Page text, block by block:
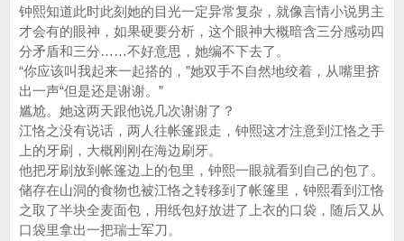
钟熙知道此时此刻她的目光一定异常复杂，就像言情小说男主
才会有的眼神，如果硬要分析，这个眼神大概暗含三分感动四
分矛盾和三分……不好意思，她编不下去了。
“你应该叫我起来一起搭的，”她双手不自然地绞着，从嘴里挤
出一声“但是还是谢谢。”
尴尬。她这两天跟他说几次谢谢了？
江恪之没有说话，两人往帐篷跟走，钟熙这才注意到江恪之手
上的牙刷，大概刚刚在海边刷牙。
他把牙刷放到帐篷边上的包里，钟熙一眼就看到自己的包了。
储存在山洞的食物也被江恪之转移到了帐篷里，钟熙看到江恪
之取了半块全麦面包，用纸包好放进了上衣的口袋，随后又从
口袋里拿出一把瑞士军刀。